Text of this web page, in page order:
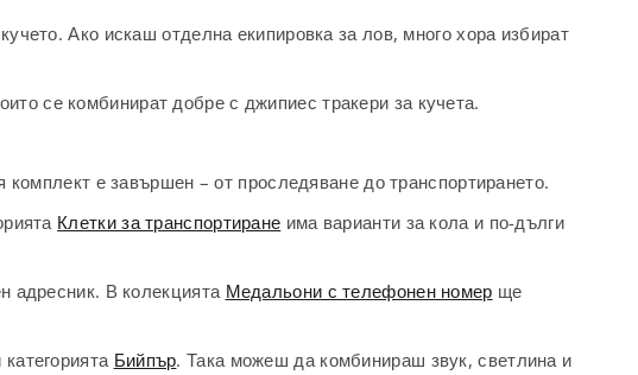
Ако искаш отделна екипировка за лов, много хора избират
се комбинират добре с джипиес тракери за кучета.
е завършен – от проследяване до транспортирането.
Клетки за транспортиране има варианти за кола и по-дълги
адресник. В колекцията Медальони с телефонен номер ще
Бийпър. Така можеш да комбинираш звук, светлина и